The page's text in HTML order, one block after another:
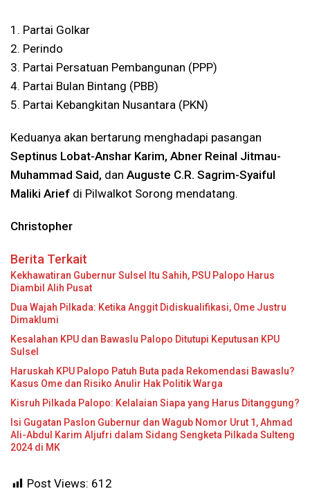
1. Partai Golkar
2. Perindo
3. Partai Persatuan Pembangunan (PPP)
4. Partai Bulan Bintang (PBB)
5. Partai Kebangkitan Nusantara (PKN)
Keduanya akan bertarung menghadapi pasangan
Septinus Lobat-Anshar Karim, Abner Reinal Jitmau-
Muhammad Said, dan Auguste C.R. Sagrim-Syaiful
Maliki Arief di Pilwalkot Sorong mendatang.
Christopher
Berita Terkait
Kekhawatiran Gubernur Sulsel Itu Sahih, PSU Palopo Harus
Diambil Alih Pusat
Dua Wajah Pilkada: Ketika Anggit Didiskualifikasi, Ome Justru
Dimaklumi
Kesalahan KPU dan Bawaslu Palopo Ditutupi Keputusan KPU
Sulsel
Haruskah KPU Palopo Patuh Buta pada Rekomendasi Bawaslu?
Kasus Ome dan Risiko Anulir Hak Politik Warga
Kisruh Pilkada Palopo: Kelalaian Siapa yang Harus Ditanggung?
Isi Gugatan Paslon Gubernur dan Wagub Nomor Urut 1, Ahmad
Ali-Abdul Karim Aljufri dalam Sidang Sengketa Pilkada Sulteng
2024 di MK
Post Views: 612